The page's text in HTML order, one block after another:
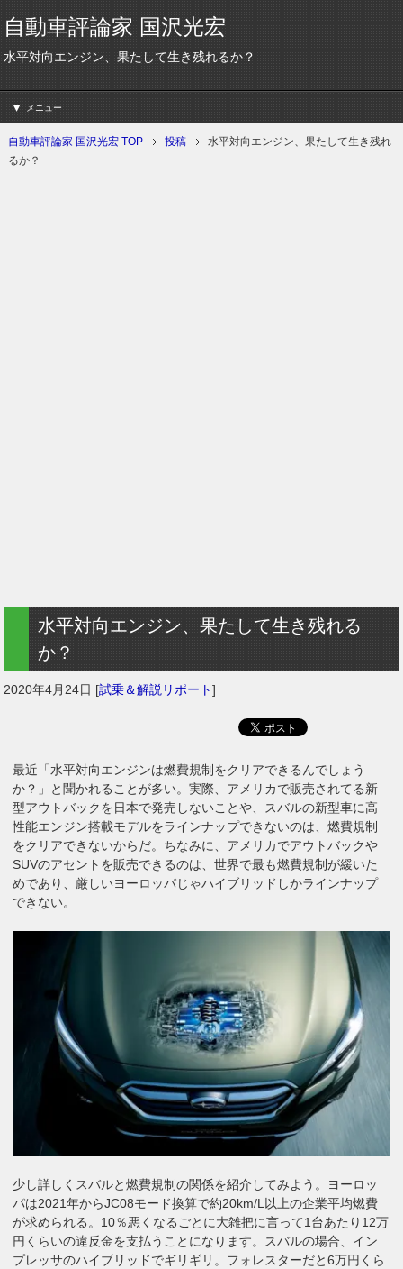
自動車評論家 国沢光宏
水平対向エンジン、果たして生き残れるか？
メニュー
自動車評論家 国沢光宏 TOP 投稿
水平対向エンジン、果たして生き残れ
るか？
水平対向エンジン、果たして生き残れる
か？
2020年4月24日 [試乗＆解説リポート]
最近「水平対向エンジンは燃費規制をクリアできるんでしょう
か？」と聞かれることが多い。実際、アメリカで販売されてる新
型アウトバックを日本で発売しないことや、スバルの新型車に高
性能エンジン搭載モデルをラインナップできないのは、燃費規制
をクリアできないからだ。ちなみに、アメリカでアウトバックや
SUVのアセントを販売できるのは、世界で最も燃費規制が緩いた
めであり、厳しいヨーロッパじゃハイブリッドしかラインナップ
できない。
少し詳しくスバルと燃費規制の関係を紹介してみよう。ヨーロッ
パは2021年からJC08モード換算で約20km/L以上の企業平均燃費
が求められる。10％悪くなるごとに大雑把に言って1台あたり12万
円くらいの違反金を支払うことになります。スバルの場合、イン
プレッサのハイブリッドでギリギリ。フォレスターだと6万円くら